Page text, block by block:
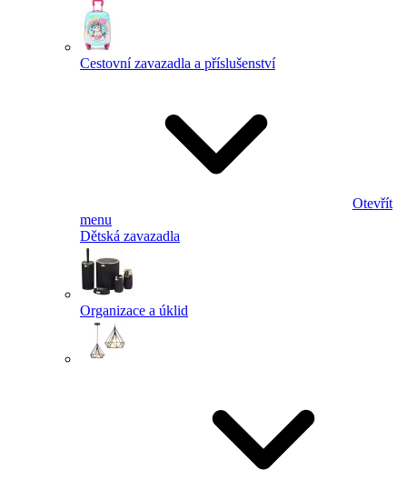
Cestovní zavazadla a příslušenství
Otevřít
menu
Dětská zavazadla
Organizace a úklid